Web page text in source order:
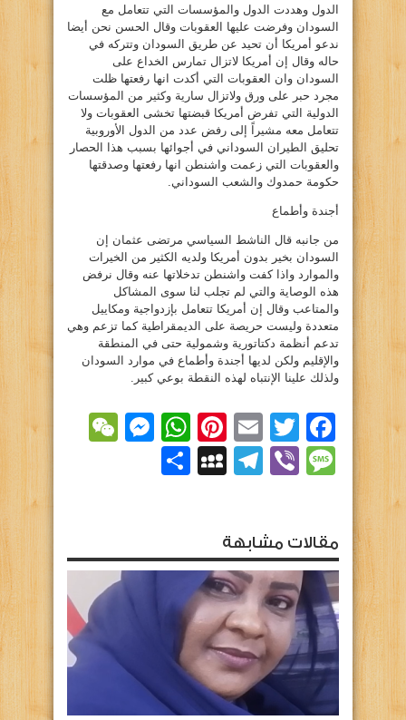
الدول وهددت الدول والمؤسسات التي تتعامل مع
السودان وفرضت عليها العقوبات وقال الحسن نحن أيضا
ندعو أمريكا أن تحيد عن طريق السودان وتتركه في
حاله وقال إن أمريكا لاتزال تمارس الخداع على
السودان وان العقوبات التي أكدت انها رفعتها ظلت
مجرد حبر على ورق ولاتزال سارية وكثير من المؤسسات
الدولية التي تفرض أمريكا قبضتها تخشى العقوبات ولا
تتعامل معه مشيراً إلى رفض عدد من الدول الأوروبية
تحليق الطيران السوداني في أجوائها بسبب هذا الحصار
والعقوبات التي زعمت واشنطن انها رفعتها وصدقتها
حكومة حمدوك والشعب السوداني.
أجندة وأطماع
من جانبه قال الناشط السياسي مرتضى عثمان إن
السودان بخير بدون أمريكا ولديه الكثير من الخيرات
والموارد واذا كفت واشنطن تدخلاتها عنه وقال نرفض
هذه الوصاية والتي لم تجلب لنا سوى المشاكل
والمتاعب وقال إن أمريكا تتعامل بإزدواجية ومكاييل
متعددة وليست حريصة على الديمقراطية كما تزعم وهي
تدعم أنظمة دكتاتورية وشمولية حتى في المنطقة
والإقليم ولكن لديها أجندة وأطماع في موارد السودان
ولذلك علينا الإنتباه لهذه النقطة بوعي كبير.
Facebook
Twitter
Email
Pinterest
WhatsApp
Message
Viber
Telegram
MySpace
مقالات مشابهة